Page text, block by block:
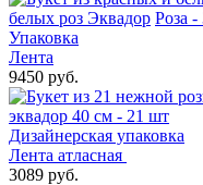
белых роз Эквадор Роза -
Упаковка
Лента
9450 руб.
эквадор 40 см - 21 шт
Дизайнерская упаковка
Лента атласная
3089 руб.